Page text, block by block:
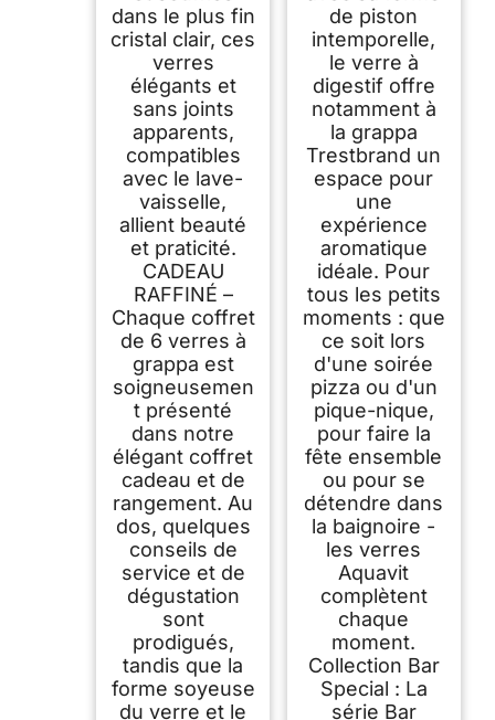
dans le plus fin
cristal clair, ces
verres
élégants et
sans joints
apparents,
compatibles
avec le lave-
vaisselle,
allient beauté
et praticité.
CADEAU
RAFFINÉ –
Chaque coffret
de 6 verres à
grappa est
soigneusemen
t présenté
dans notre
élégant coffret
cadeau et de
rangement. Au
dos, quelques
conseils de
service et de
dégustation
sont
prodigués,
tandis que la
forme soyeuse
du verre et le
vaisselle, fabriqué
en Allemagne (art.
n° 120518)
de piston
intemporelle,
le verre à
digestif offre
notamment à
la grappa
Trestbrand un
espace pour
une
expérience
aromatique
idéale. Pour
tous les petits
moments : que
ce soit lors
d'une soirée
pizza ou d'un
pique-nique,
pour faire la
fête ensemble
ou pour se
détendre dans
la baignoire -
les verres
Aquavit
complètent
chaque
moment.
Collection Bar
Special : La
série Bar